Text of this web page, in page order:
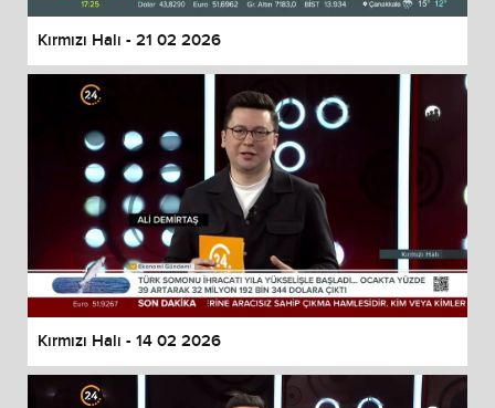
Kırmızı Halı - 21 02 2026
Kırmızı Halı - 14 02 2026